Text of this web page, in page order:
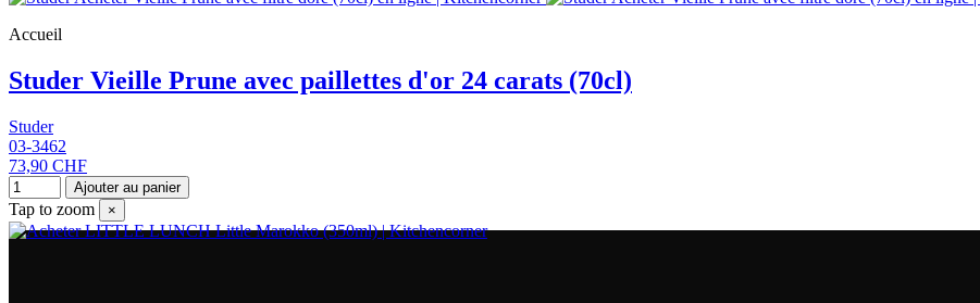
Accueil
Studer Vieille Prune avec paillettes d'or 24 carats (70cl)
Studer
03-3462
73,90 CHF
Ajouter au panier
Tap to zoom ×